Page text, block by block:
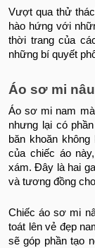
Vượt qua thử
hào hứng với
thời trang của
những bí quyết
Áo sơ mi
Áo sơ mi nam
nhưng lại có
băn khoăn
của chiếc áo
xám. Đây là hai
và tương đồng
Chiếc áo sơ mi
toát lên vẻ đẹp
sẽ góp phần tạo